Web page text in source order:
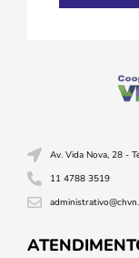
Av. Vida Nova, 28 -
11 4788 3519